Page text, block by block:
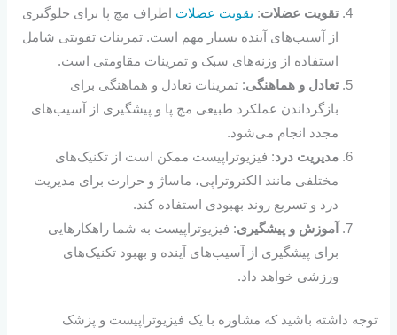
تقویت عضلات:تقویت عضلات اطراف مچ پا برای جلوگیری
از آسیب‌های آینده بسیار مهم است. تمرینات تقویتی شامل
استفاده از وزنه‌های سبک و تمرینات مقاومتی است.
تعادل و هماهنگی: تمرینات تعادل و هماهنگی برای
بازگرداندن عملکرد طبیعی مچ پا و پیشگیری از آسیب‌های
مجدد انجام می‌شود.
مدیریت درد: فیزیوتراپیست ممکن است از تکنیک‌های
مختلفی مانند الکتروتراپی، ماساژ و حرارت برای مدیریت
درد و تسریع روند بهبودی استفاده کند.
آموزش و پیشگیری: فیزیوتراپیست به شما راهکارهایی
برای پیشگیری از آسیب‌های آینده و بهبود تکنیک‌های
ورزشی خواهد داد.
توجه داشته باشید که مشاوره با یک فیزیوتراپیست و پزشک